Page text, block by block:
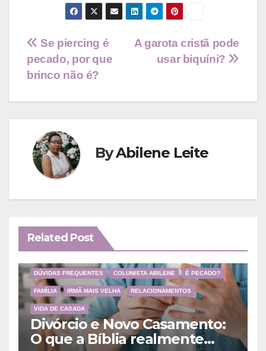
Navegação
de
Post
A garota cristã pode
usar biquíni?
Se piercing é
pecado, por que
brinco não é?
ByAbilene Leite
Related Post
DÚVIDAS FREQUENTES COLUNISTA ABILENE É PECADO?
FAMÍLIA IRMÃ MAIS VELHA RELACIONAMENTOS
VIDA DE CASADA
Divórcio e Novo Casamento:
O que a Bíblia realmente